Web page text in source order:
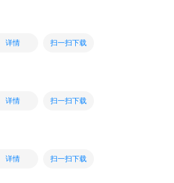
详情 扫一扫下载
详情 扫一扫下载
详情 扫一扫下载